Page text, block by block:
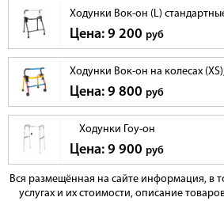
Ходунки Вок-он (L)
Цена: 9 200 руб
Ходунки Вок-он на колесах
Цена: 9 800 руб
Ходунки Гоу-он
Цена: 9 900 руб
Вся размещённая на сайте информация, в
услугах и их стоимости, описание